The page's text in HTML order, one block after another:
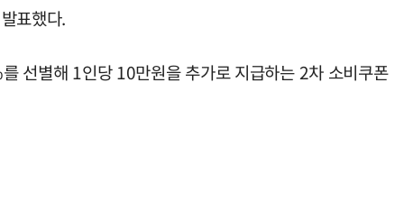
표했다.
선별해 1인당 10만원을 추가로 지급하는 2차 소비쿠폰